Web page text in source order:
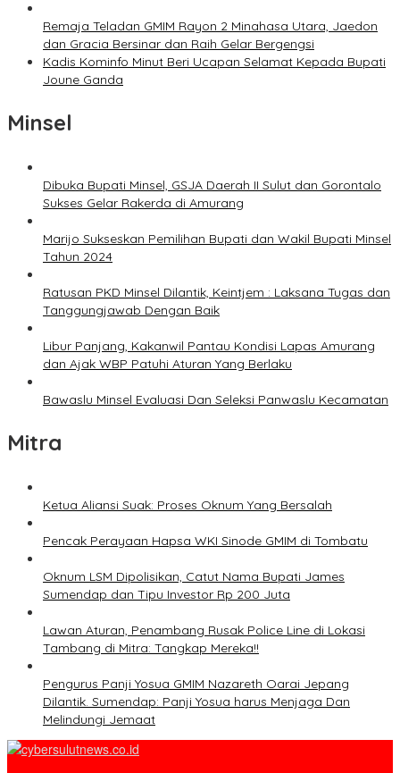
Remaja Teladan GMIM Rayon 2 Minahasa Utara, Jaedon
dan Gracia Bersinar dan Raih Gelar Bergengsi
Kadis Kominfo Minut Beri Ucapan Selamat Kepada Bupati
Joune Ganda
Minsel
Dibuka Bupati Minsel, GSJA Daerah II Sulut dan Gorontalo
Sukses Gelar Rakerda di Amurang
Marijo Sukseskan Pemilihan Bupati dan Wakil Bupati Minsel
Tahun 2024
Ratusan PKD Minsel Dilantik, Keintjem : Laksana Tugas dan
Tanggungjawab Dengan Baik
Libur Panjang, Kakanwil Pantau Kondisi Lapas Amurang
dan Ajak WBP Patuhi Aturan Yang Berlaku
Bawaslu Minsel Evaluasi Dan Seleksi Panwaslu Kecamatan
Mitra
Ketua Aliansi Suak: Proses Oknum Yang Bersalah
Pencak Perayaan Hapsa WKI Sinode GMIM di Tombatu
Oknum LSM Dipolisikan, Catut Nama Bupati James
Sumendap dan Tipu Investor Rp 200 Juta
Lawan Aturan, Penambang Rusak Police Line di Lokasi
Tambang di Mitra: Tangkap Mereka!!
Pengurus Panji Yosua GMIM Nazareth Oarai Jepang
Dilantik. Sumendap: Panji Yosua harus Menjaga Dan
Melindungi Jemaat